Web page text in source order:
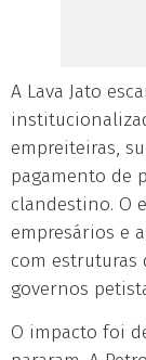
A Lava Jato
empreiteiras,
pagamento de
clandestino. O
empresários e
com estruturas
governos
O impacto foi